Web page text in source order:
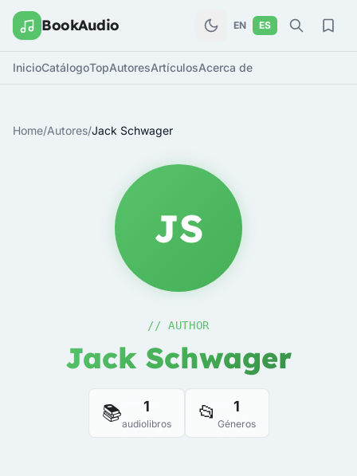
BookAudio EN ES
InicioCatálogoTopAutoresArtículosAcerca de
Home/Autores/Jack Schwager
JS
// AUTHOR
Jack Schwager
📚 1
audiolibros 📂 1
Géneros